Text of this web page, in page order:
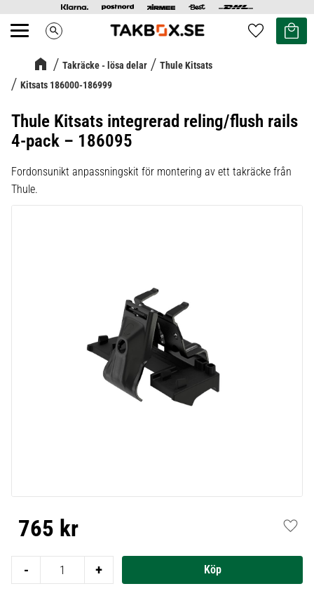
Meny search Favoriter
Kundvagn
Takräcke - lösa delar
Thule Kitsats
Kitsats 186000-186999
Thule Kitsats integrerad reling/flush rails
4-pack – 186095
Fordonsunikt anpassningskit för montering av ett takräcke från
Thule.
765 kr
+
-